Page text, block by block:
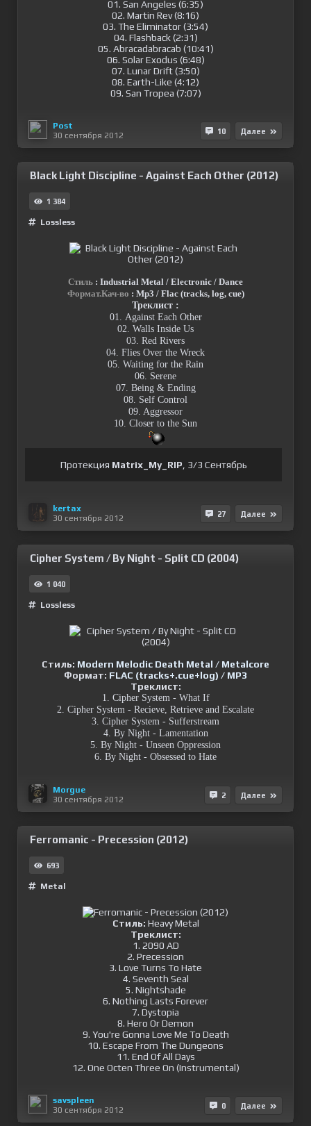
01. San Angeles (6:35)
02. Martin Rev (8:16)
03. The Eliminator (3:54)
04. Flashback (2:31)
05. Abracadabracab (10:41)
06. Solar Exodus (6:48)
07. Lunar Drift (3:50)
08. Earth-Like (4:12)
09. San Tropea (7:07)
Post
30 сентября 2012
10 Далее
Black Light Discipline - Against Each Other (2012)
1 384
Lossless
Стиль : Industrial Metal / Electronic / Dance
Формат.Кач-во : Mp3 / Flac (tracks, log, cue)
Треклист :
01. Against Each Other
02. Walls Inside Us
03. Red Rivers
04. Flies Over the Wreck
05. Waiting for the Rain
06. Serene
07. Being & Ending
08. Self Control
09. Aggressor
10. Closer to the Sun
Протекция Matrix_My_RIP , 3/3 Сентябрь
kertax
30 сентября 2012
27 Далее
Cipher System / By Night - Split CD (2004)
1 040
Lossless
Стиль: Modern Melodic Death Metal / Metalcore
Формат: FLAC (tracks+.cue+log) / MP3
Треклист:
1. Cipher System - What If
2. Cipher System - Recieve, Retrieve and Escalate
3. Cipher System - Sufferstream
4. By Night - Lamentation
5. By Night - Unseen Oppression
6. By Night - Obsessed to Hate
Morgue
30 сентября 2012
2 Далее
Ferromanic - Precession (2012)
693
Metal
Стиль: Heavy Metal
Tреклист:
1. 2090 AD
2. Precession
3. Love Turns To Hate
4. Seventh Seal
5. Nightshade
6. Nothing Lasts Forever
7. Dystopia
8. Hero Or Demon
9. You're Gonna Love Me To Death
10. Escape From The Dungeons
11. End Of All Days
12. One Octen Three On (Instrumental)
savspleen
30 сентября 2012
0 Далее